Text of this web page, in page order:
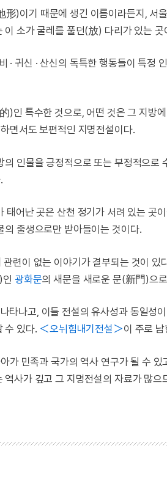
)이기 때문에 생긴 이름이라든지, 서
소가 굴레를 풀던(放) 다리가 있는
· 귀신 · 산신의 독특한 행동들이 특정
인 특수한 것으로, 어떤 것은 그 지방
면서도 보편적인 지명전설이다.
인물을 긍정적으로 또는 부정적으로
태어난 곳은 산천 정기가 서려 있는 곳이
출생으로만 받아들이는 것이다.
이 없는 이야기가 결부되는 것이 있
광화문의 새문을 새로운 문(新門)으
타나고, 이들 전설의 유사성과 동일성
수 있다. ＜오뉘힘내기전설＞이 주로
가 민족과 국가의 역사 연구가 될 수
사가 깊고 그 지명전설의 자료가 많으